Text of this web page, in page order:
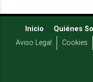
Inicio Quiénes
Aviso Legal
Cookies